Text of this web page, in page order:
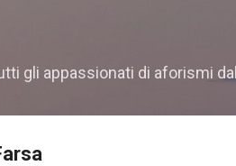
gli appassionati di aforismi